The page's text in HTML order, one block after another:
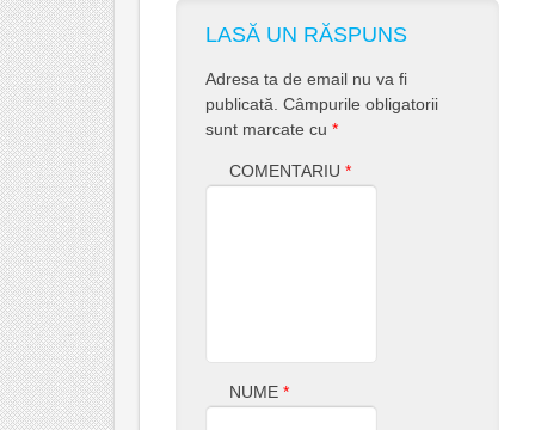
LASĂ UN RĂSPUNS
Adresa ta de email nu va fi
publicată. Câmpurile obligatorii
sunt marcate cu *
COMENTARIU *
NUME *